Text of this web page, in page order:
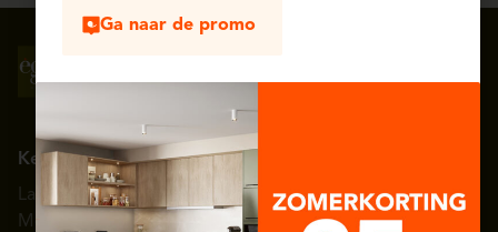
Volg ons op
Keuken
Landelijke
Modern
Interieur
Woonkamer
Inkomhal
Kleedkamer
Armaturen
Schoenenrek
Showrooms
Toonzaalmodellen
Over èggo
Persruimte
Ga naar de promo